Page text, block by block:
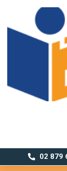
02 879